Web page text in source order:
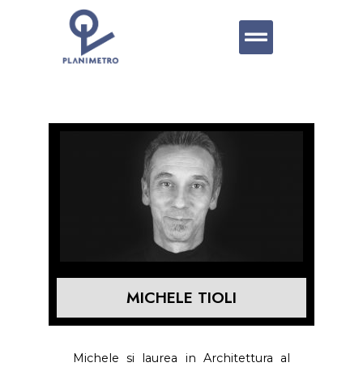
MICHELE TIOLI
Michele si laurea in Architettura al